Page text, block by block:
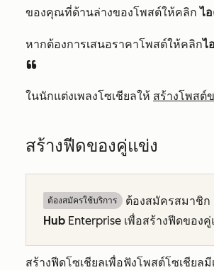
ของคุณที่ด้านล่างของโพสต์ให้คลิกไ
หากต้องการเสนอราคาโพสต์ให้คลิกไ
insertQuote
ในนักแต่งเพลงโซเชียลให้ สร้างโพสต์
สร้างฟีดของคู่แข่ง
ต้องสมัครใช้บริการ ต้องสมัครสมาชิก
Hub Enterprise เพื่อสร้างฟีดของคู่
สร้างฟีดโซเชียลเพื่อฟังโพสต์โซเชียล